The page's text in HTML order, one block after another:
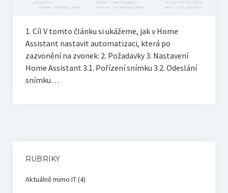
1. Cíl V tomto článku si ukážeme, jak v Home
Assistant nastavit automatizaci, která po
zazvonění na zvonek: 2. Požadavky 3. Nastavení
Home Assistant 3.1. Pořízení snímku 3.2. Odeslání
snímku…
RUBRIKY
Aktuálně mimo IT(4)